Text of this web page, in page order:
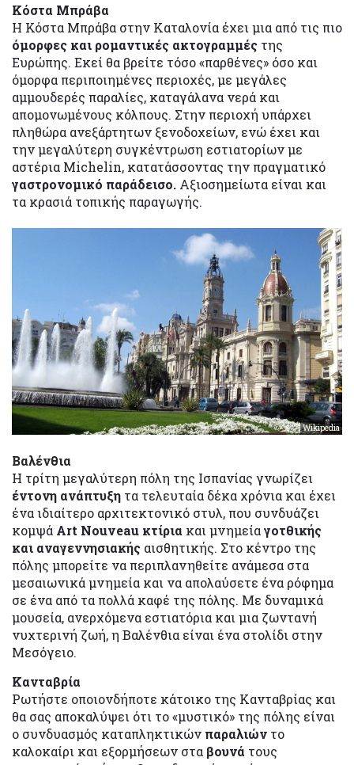
Κόστα Μπράβα
Η Κόστα Μπράβα στην Καταλονία έχει μια από τις πιο
όμορφες και ρομαντικές ακτογραμμές της
Ευρώπης. Εκεί θα βρείτε τόσο «παρθένες» όσο και
όμορφα περιποιημένες περιοχές, με μεγάλες
αμμουδερές παραλίες, καταγάλανα νερά και
απομονωμένους κόλπους. Στην περιοχή υπάρχει
πληθώρα ανεξάρτητων ξενοδοχείων, ενώ έχει και
την μεγαλύτερη συγκέντρωση εστιατορίων με
αστέρια Michelin, κατατάσσοντας την πραγματικό
γαστρονομικό παράδεισο. Αξιοσημείωτα είναι και
τα κρασιά τοπικής παραγωγής.
Wikipedia
Βαλένθια
Η τρίτη μεγαλύτερη πόλη της Ισπανίας γνωρίζει
έντονη ανάπτυξη τα τελευταία δέκα χρόνια και έχει
ένα ιδιαίτερο αρχιτεκτονικό στυλ, που συνδυάζει
κομψά Art Nouveau κτίρια και μνημείαγοτθικής
και αναγεννησιακής αισθητικής. Στο κέντρο της
πόλης μπορείτε να περιπλανηθείτε ανάμεσα στα
μεσαιωνικά μνημεία και να απολαύσετε ένα ρόφημα
σε ένα από τα πολλά καφέ της πόλης. Με δυναμικά
μουσεία, ανερχόμενα εστιατόρια και μια ζωντανή
νυχτερινή ζωή, η Βαλένθια είναι ένα στολίδι στην
Μεσόγειο.
Κανταβρία
Ρωτήστε οποιονδήποτε κάτοικο της Κανταβρίας και
θα σας αποκαλύψει ότι το «μυστικό» της πόλης είναι
ο συνδυασμός καταπληκτικών παραλιών το
καλοκαίρι και εξορμήσεων στα βουνά τους